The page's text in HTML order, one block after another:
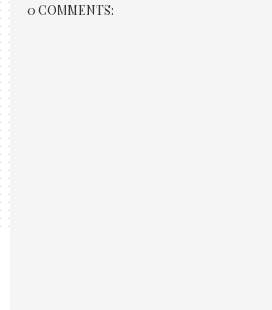
0 COMMENTS: